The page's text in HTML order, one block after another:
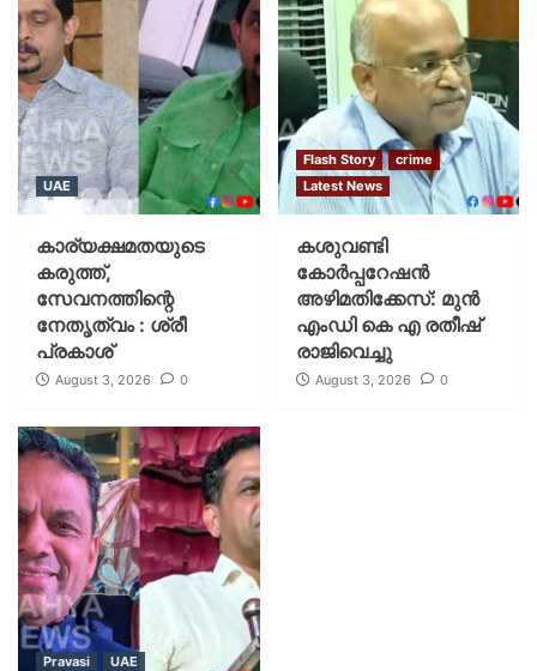
UAE
കാര്യക്ഷമതയുടെ
കരുത്ത്,
സേവനത്തിന്റെ
നേതൃത്വം : ശ്രീ
പ്രകാശ്
August 3, 2026 0
Flash Story
crime
Latest News
കശുവണ്ടി
കോര്‍പ്പറേഷന്‍
അഴിമതിക്കേസ്: മുന്‍
എംഡി കെ എ രതീഷ്
രാജിവെച്ചു
August 3, 2026 0
Pravasi UAE